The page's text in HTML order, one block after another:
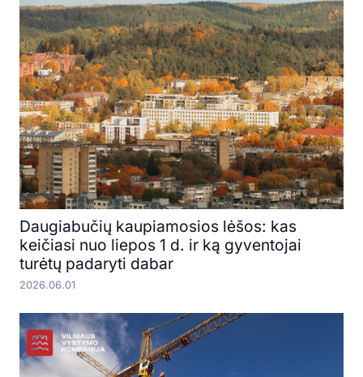
Daugiabučių kaupiamosios lėšos: kas
keičiasi nuo liepos 1 d. ir ką gyventojai
turėtų padaryti dabar
2026.06.01